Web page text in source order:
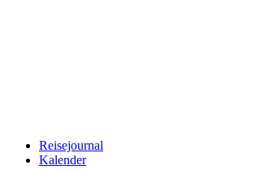
Reisejournal
Kalender